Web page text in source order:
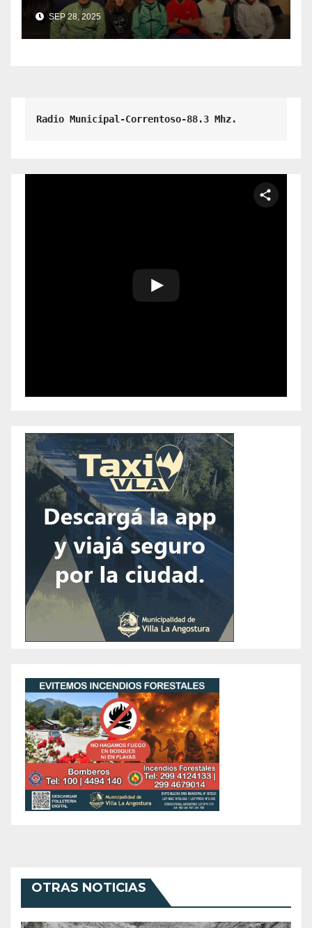
Deporte y la Actividad
Física en Villa La
SEP 28, 2025
Radio Municipal-Correntoso-88.3 Mhz.
OTRAS NOTICIAS